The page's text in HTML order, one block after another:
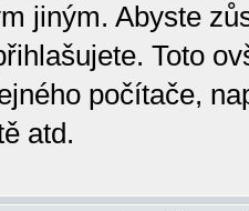
jiným. Abyste
Toto
počítače,
atd.